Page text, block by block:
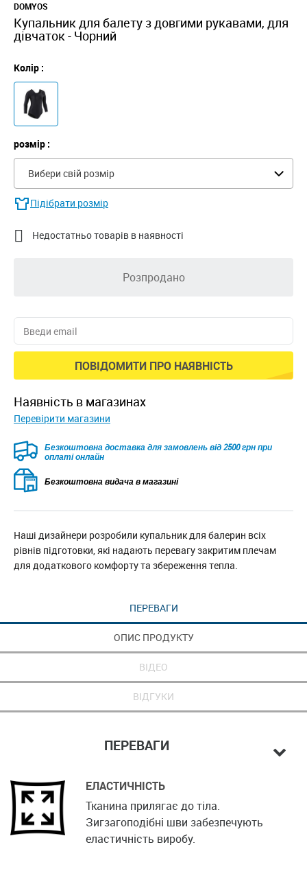
DOMYOS
Купальник для балету з довгими рукавами, для
дівчаток - Чорний
Колір :
розмір :
Вибери свій розмір
Підібрати розмір
 Недостатньо товарів в наявності
Розпродано
ПОВІДОМИТИ ПРО НАЯВНІСТЬ
наявність в магазинах
Перевірити магазини
Безкоштовна доставка для замовлень від 2500 грн при
оплаті онлайн
Безкоштовна видача в магазині
Наші дизайнери розробили купальник для балерин всіх
рівнів підготовки, які надають перевагу закритим плечам
для додаткового комфорту та збереження тепла.
ПЕРЕВАГИ
ОПИС ПРОДУКТУ
ВІДЕО
ВІДГУКИ
ПЕРЕВАГИ
ЕЛАСТИЧНІСТЬ
Тканина прилягає до тіла.
Зигзагоподібні шви забезпечують
еластичність виробу.